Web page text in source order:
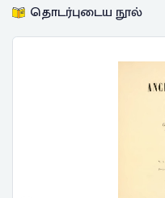
தொடர்புடைய நூல்